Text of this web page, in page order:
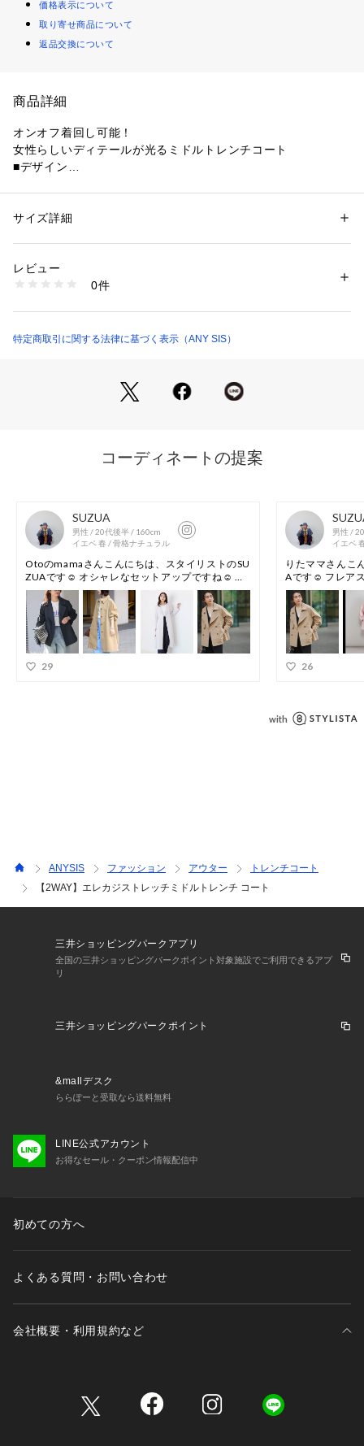
価格表示について
取り寄せ商品について
返品交換について
商品詳細
オンオフ着回し可能！
女性らしいディテールが光るミドルトレンチコート
■デザイン
デザイン・ステンカラーにも出来る襟元2WAY仕様・背面のヨ
が長い場合はドットボタンを開けて折り返して着用することも
■素材
朝晩に活躍する程よい厚み
■おすすめコーディネート
ュアルボトムとのスタイリングもおすすめです。
■同シリーズアイテム
フーデットハーフアウター（CMWPLS0301）
こちらの商品はサイズバリエーションがございます。Rレギュ
ラーサイズ（CMWPLS0302）　S小さいサイズ（CMWQLS03
02）　L大きいサイズ（CMWKLS0302）
※商品画像はサンプルを使用しているため、色味やサイズ等の
仕様に変更がある場合がございますので、予めご了承くださ
い。※屋外での撮影画像は、光の加減で色味が違って見える場
#ANYSIS #anySiS #エニシス #エニィシス #エニスィス #レデ
ィース #アウター #コート #トレンチコート #ステンカラーコ
性別：レディース
素材：ポリエステル:92%、ポリウレタン:8%
洗濯：【本体のみ】40℃まで手洗い可 漂白不可 タンブル乾燥不可 日陰つ
り干し乾燥 アイロンは160℃まで 弱いドライクリーニング（石油系）可
※詳しい洗濯方法については、商品の品質表示タグをご覧ください
CMWPLS0302 （ショップ）
サイズ詳細
レビュー
0件
特定商取引に関する法律に基づく表示（ANY SIS）
ANYSIS ファッション アウター
トレンチコート
【2WAY】エレカジストレッチミドルトレンチ コート
三井ショッピングパークアプリ
全国の三井ショッピングパークポイント対象施設でご利用できるアプ
リ
三井ショッピングパークポイント
&mallデスク
ららぽーと受取なら送料無料
LINE公式アカウント
お得なセール・クーポン情報配信中
初めての方へ
よくある質問・お問い合わせ
会社概要・利用規約など